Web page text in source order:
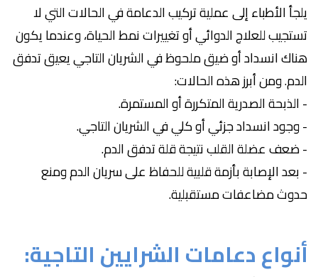
يلجأ الأطباء إلى عملية تركيب الدعامة في الحالات التي لا
تستجيب للعلاج الدوائي أو تغييرات نمط الحياة، وعندما يكون
هناك انسداد أو ضيق ملحوظ في الشريان التاجي يعيق تدفق
الدم. ومن أبرز هذه الحالات:
- الذبحة الصدرية المتكررة أو المستمرة.
- وجود انسداد جزئي أو كلي في الشريان التاجي.
- ضعف عضلة القلب نتيجة قلة تدفق الدم.
- بعد الإصابة بأزمة قلبية للحفاظ على سريان الدم ومنع
حدوث مضاعفات مستقبلية.
أنواع دعامات الشرايين التاجية: